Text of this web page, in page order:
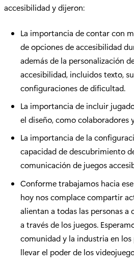
accesibilidad y dijeron:
La importancia de contar con
de opciones de accesibilidad
además de la personalización
accesibilidad, incluidos texto,
configuraciones de dificultad.
La importancia de incluir
el diseño, como colaboradores
La importancia de la
capacidad de descubrimiento
comunicación de juegos
Conforme trabajamos hacia
hoy nos complace compartir
alientan a todas las personas a
a través de los juegos.
comunidad y la industria en los
llevar el poder de los